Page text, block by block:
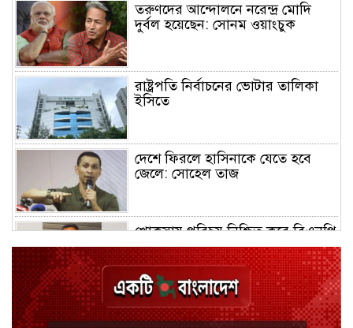
তরুণদের আন্দোলনে নরেন্দ্র মোদি
দুর্বল হয়েছেন: সোনম ওয়াংচুক
রাষ্ট্রপতি নির্বাচনের ভোটার তালিকা
ইসিতে
দেশে ফিরলে হাসিনাকে যেতে হবে
জেলে: সোহেল তাজ
খোকসায় পরিচয় নিশ্চিত করে বিএনপি
নেতার ওপর হামলা
শেখ পরিবারের সবাই নিরাপদে বাইরে,
কারাগারে দলের কর্মীরা